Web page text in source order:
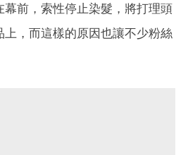
前，索性停止染髮，將打理頭
，而這樣的原因也讓不少粉絲